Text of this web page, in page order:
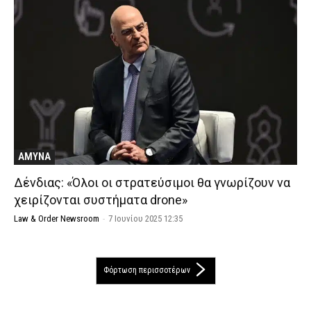
ΑΜΥΝΑ
Δένδιας: «Όλοι οι στρατεύσιμοι θα γνωρίζουν να
χειρίζονται συστήματα drone»
Law & Order Newsroom - 7 Ιουνίου 2025 12:35
Φόρτωση περισσοτέρων